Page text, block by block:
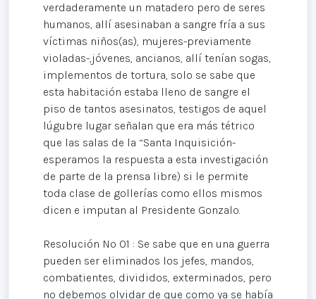
verdaderamente un matadero pero de seres
humanos, allí asesinaban a sangre fría a sus
víctimas niños(as), mujeres-previamente
violadas-,jóvenes, ancianos, allí tenían sogas,
implementos de tortura, solo se sabe que
esta habitación estaba lleno de sangre el
piso de tantos asesinatos, testigos de aquel
lúgubre lugar señalan que era más tétrico
que las salas de la “Santa Inquisición-
esperamos la respuesta a esta investigación
de parte de la prensa libre) si le permite
toda clase de gollerías como ellos mismos
dicen e imputan al Presidente Gonzalo.
Resolución Nº 01 : Se sabe que en una guerra
pueden ser eliminados los jefes, mandos,
combatientes, divididos, exterminados, pero
no debemos olvidar de que como ya se había